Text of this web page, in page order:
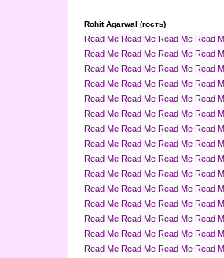
Rohit Agarwal (гость)
Read Me Read Me Read Me Read
Read Me Read Me Read Me Read
Read Me Read Me Read Me Read
Read Me Read Me Read Me Read
Read Me Read Me Read Me Read
Read Me Read Me Read Me Read
Read Me Read Me Read Me Read
Read Me Read Me Read Me Read
Read Me Read Me Read Me Read
Read Me Read Me Read Me Read
Read Me Read Me Read Me Read
Read Me Read Me Read Me Read
Read Me Read Me Read Me Read
Read Me Read Me Read Me Read
Read Me Read Me Read Me Read